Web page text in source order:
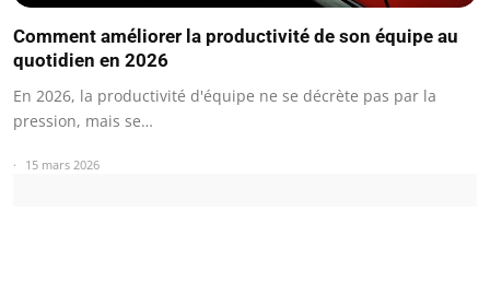
Comment améliorer la productivité de son équipe au
quotidien en 2026
En 2026, la productivité d'équipe ne se décrète pas par la
pression, mais se…
15 mars 2026